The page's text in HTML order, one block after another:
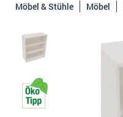
Möbel & Stühle Möbel